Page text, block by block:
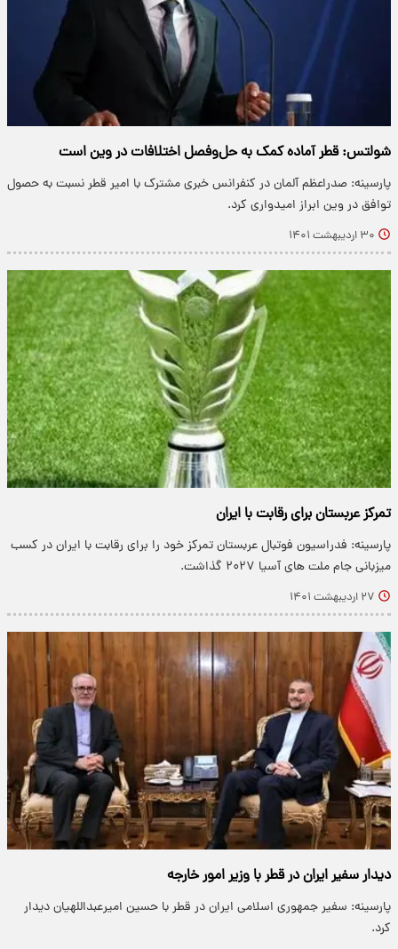
شولتس: قطر آماده کمک به حل‌وفصل اختلافات در وین است
پارسینه: صدراعظم آلمان در کنفرانس خبری مشترک با امیر قطر نسبت به حصول
توافق در وین ابراز امیدواری کرد.
۳۰ اردیبهشت ۱۴۰۱
تمرکز عربستان برای رقابت با ایران
پارسینه: فدراسیون فوتبال عربستان تمرکز خود را برای رقابت با ایران در کسب
میزبانی جام ملت های آسیا ۲۰۲۷ گذاشت.
۲۷ اردیبهشت ۱۴۰۱
دیدار سفیر ایران در قطر با وزیر امور خارجه
پارسینه: سفیر جمهوری اسلامی ایران در قطر با حسین امیرعبداللهیان دیدار
کرد.